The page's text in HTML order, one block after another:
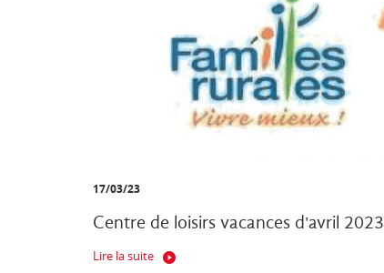
17/03/23
Centre de loisirs vacances d'avril 2023
Lire la suite